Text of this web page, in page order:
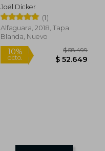
Joël Dicker
(1)
Alfaguara, 2018, Tapa
Blanda, Nuevo